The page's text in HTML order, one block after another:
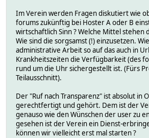
Im Verein werden Fragen diskutiert wie
forums zukünftig bei Hoster A oder B
wirtschaftlich Sinn ? Welche Mittel stehen
Wie sind die sorgsamst (!) einzusetzen.
administrative Arbeit so auf das auch in
Krankheitszeiten die Verfügbarkeit (des
rund um die Uhr sichergestellt ist. (Fürs
Teilausschnitt).
Der "Ruf nach Transparenz" ist absolut in
gerechtfertigt und gehört. Dem ist der
genauso wie den Wünschen der user zu
gesehen ist der Verein ein Dienst-
können wir vielleicht erst mal starten ?